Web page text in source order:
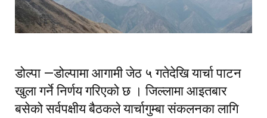
डोल्पा —डोल्पामा आगामी जेठ ५ गतेदेखि यार्चा पाटन
खुला गर्ने निर्णय गरिएको छ । जिल्लामा आइतबार
बसेको सर्वपक्षीय बैठकले यार्चागुम्बा संकलनका लागि